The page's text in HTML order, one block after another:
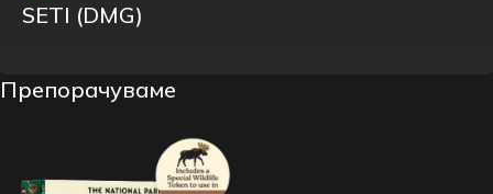
SETI (DMG)
Препорачуваме